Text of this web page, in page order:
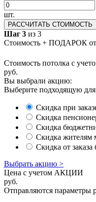
шт.
РАССЧИТАТЬ СТОИМОСТЬ
Шаг 3 из 3
Стоимость + ПОДАРОК
Стоимость потолка с
руб.
Вы выбрали акцию:
Выберите подходящую
Скидка при
Скидка
Скидка
Скидка жителям
Скидка от заказа
Выбрать акцию >
Цена с учетом АКЦИИ
руб.
Отправляются параметры